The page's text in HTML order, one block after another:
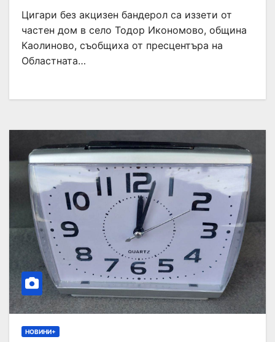
Цигари без акцизен бандерол са иззети от
частен дом в село Тодор Икономово, община
Каолиново, съобщиха от пресцентъра на
Областната…
НОВИНИ+